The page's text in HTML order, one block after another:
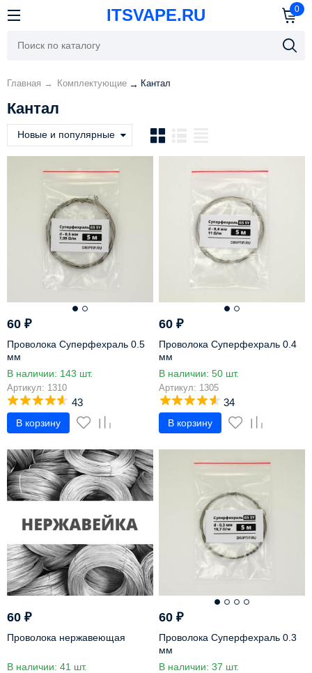
ITSVAPE.RU 0
Главная → Комплектующие → Кантал
Кантал
Новые и популярные
60 ₽
Проволока Суперфехраль 0.5
мм
В наличии: 143 шт.
Артикул: 1310
43
В корзину
60₽
Проволока Суперфехраль 0.4
мм
В наличии: 50 шт.
Артикул: 1305
34
В корзину
60 ₽
Проволока нержавеющая
В наличии: 41 шт.
60₽
Проволока Суперфехраль 0.3
мм
В наличии: 37 шт.